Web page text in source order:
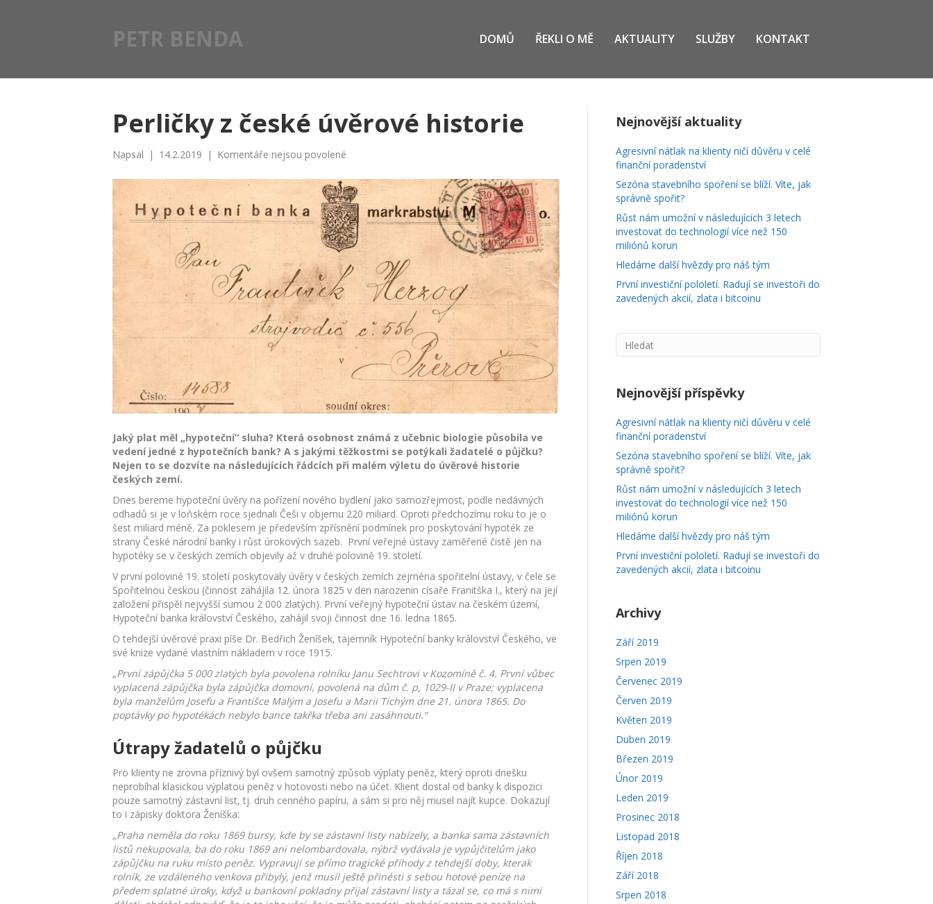
PETR BENDA DOMŮ ŘEKLI O MĚ AKTUALITY SLUŽBY KONTAKT
Perličky z české úvěrové historie
Napsal | 14.2.2019 | Komentáře nejsou povolené
s
názvem
Perličky
z
české
úvěrové
historie
Jaký plat měl „hypoteční“ sluha? Která osobnost známá z učebnic biologie působila ve
vedení jedné z hypotečních bank? A s jakými těžkostmi se potýkali žadatelé o půjčku?
Nejen to se dozvíte na následujících řádcích při malém výletu do úvěrové historie
českých zemí.
Dnes bereme hypoteční úvěry na pořízení nového bydlení jako samozřejmost, podle nedávných
odhadů si je v loňském roce sjednali Češi v objemu 220 miliard. Oproti předchozímu roku to je o
šest miliard méně. Za poklesem je především zpřísnění podmínek pro poskytování hypoték ze
strany České národní banky i růst úrokových sazeb. První veřejné ústavy zaměřené čistě jen na
hypotéky se v českých zemích objevily až v druhé polovině 19. století.
V první polovině 19. století poskytovaly úvěry v českých zemích zejména spořitelní ústavy, v čele se
Spořitelnou českou (činnost zahájila 12. února 1825 v den narozenin císaře Franitška I., který na její
založení přispěl nejvyšší sumou 2 000 zlatých). První veřejný hypoteční ústav na českém území,
Hypoteční banka království Českého, zahájil svoji činnost dne 16. ledna 1865.
O tehdejší úvěrové praxi píše Dr. Bedřich Ženíšek, tajemník Hypoteční banky království Českého, ve
své knize vydané vlastním nákladem v roce 1915.
„První zápůjčka 5 000 zlatých byla povolena rolníku Janu Sechtrovi v Kozomíně č. 4. První vůbec
vyplacená zápůjčka byla zápůjčka domovní, povolená na dům č. p, 1029-II v Praze; vyplacena
byla manželům Josefu a Františce Malým a Josefu a Marii Tichým dne 21. února 1865. Do
poptávky po hypotékách nebylo bance takřka třeba ani zasáhnouti.“
Útrapy žadatelů o půjčku
Pro klienty ne zrovna příznivý byl ovšem samotný způsob výplaty peněz, který oproti dnešku
neprobíhal klasickou výplatou peněz v hotovosti nebo na účet. Klient dostal od banky k dispozici
pouze samotný zástavní list, tj. druh cenného papíru, a sám si pro něj musel najít kupce. Dokazují
to i zápisky doktora Ženíška:
„Praha neměla do roku 1869 bursy, kde by se zástavní listy nabízely, a banka sama zástavních
listů nekupovala, ba do roku 1869 ani nelombardovala, nýbrž vydávala je vypůjčitelům jako
zápůjčku na ruku místo peněz. Vypravují se přímo tragické příhody z tehdejší doby, kterak
rolník, ze vzdáleného venkova přibylý, jenž musil ještě přinésti s sebou hotové peníze na
předem splatné úroky, když u bankovní pokladny přijal zástavní listy a tázal se, co má s nimi
Nejnovější aktuality
Agresivní nátlak na klienty ničí důvěru v celé
finanční poradenství
Sezóna stavebního spoření se blíží. Víte, jak
správně spořit?
Růst nám umožní v následujících 3 letech
investovat do technologií více než 150
miliónů korun
Hledáme další hvězdy pro náš tým
První investiční pololetí. Radují se investoři do
zavedených akcií, zlata i bitcoinu
Nejnovější příspěvky
Agresivní nátlak na klienty ničí důvěru v celé
finanční poradenství
Sezóna stavebního spoření se blíží. Víte, jak
správně spořit?
Růst nám umožní v následujících 3 letech
investovat do technologií více než 150
miliónů korun
Hledáme další hvězdy pro náš tým
První investiční pololetí. Radují se investoři do
zavedených akcií, zlata i bitcoinu
Archivy
Září 2019
Srpen 2019
Červenec 2019
Červen 2019
Květen 2019
Duben 2019
Březen 2019
Únor 2019
Leden 2019
Prosinec 2018
Listopad 2018
Říjen 2018
Září 2018
Srpen 2018